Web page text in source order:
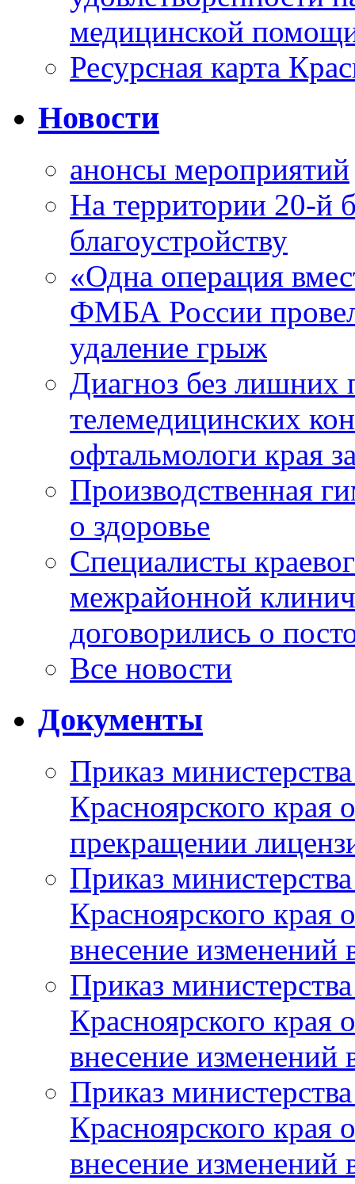
медицинской
Ресурсная карта
Новости
анонсы мероприятий
На территории 20-й
благоустройству
«Одна операция
ФМБА России
удаление грыж
Диагноз без лишних
телемедицинских
офтальмологи края
Производственная
о здоровье
Специалисты
межрайонной
договорились о
Все новости
Документы
Приказ
Красноярского
прекращении
Приказ
Красноярского
внесение изменений
Приказ
Красноярского
внесение изменений
Приказ
Красноярского
внесение изменений